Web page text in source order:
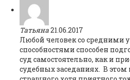
Татьяна21.06.2017
Любой человек со средними
способностями способен
суд самостоятельно, как и
судебных заседаниях. В этом